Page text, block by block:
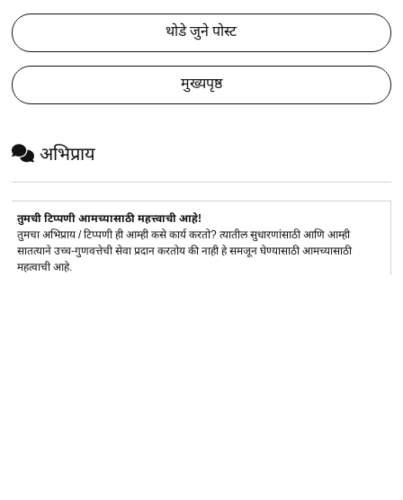
थोडे जुने पोस्ट
मुख्यपृष्ठ
अभिप्राय
तुमची टिप्पणी आमच्यासाठी महत्त्वाची आहे!
तुमचा अभिप्राय / टिप्पणी ही आम्ही कसे कार्य करतो? त्यातील सुधारणांसाठी आणि आम्ही
सातत्याने उच्च-गुणवत्तेची सेवा प्रदान करतोय की नाही हे समजून घेण्यासाठी आमच्यासाठी
महत्वाची आहे.